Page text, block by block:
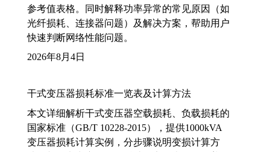
参考值表格。同时解释功率异常的常见原因（如
光纤损耗、连接器问题）及解决方案，帮助用户
快速判断网络性能问题。
2026年8月4日
干式变压器损耗标准一览表及计算方法
本文详细解析干式变压器空载损耗、负载损耗的
国家标准（GB/T 10228-2015），提供1000kVA
变压器损耗计算实例，分步骤说明变损计算方